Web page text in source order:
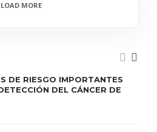
LOAD MORE
DE RIESGO IMPORTANTES
DEL CÁNCER DE